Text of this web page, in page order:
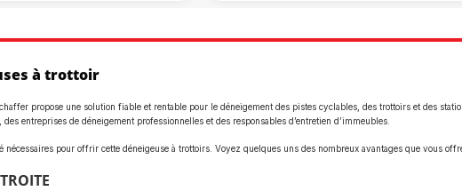
à trottoir
propose une solution fiable et rentable pour le déneigement des pistes cyclables, des trottoirs et des
entreprises de déneigement professionnelles et des responsables d’entretien d’immeubles.
nécessaires pour offrir cette déneigeuse à trottoirs. Voyez quelques uns des nombreux avantages que vous